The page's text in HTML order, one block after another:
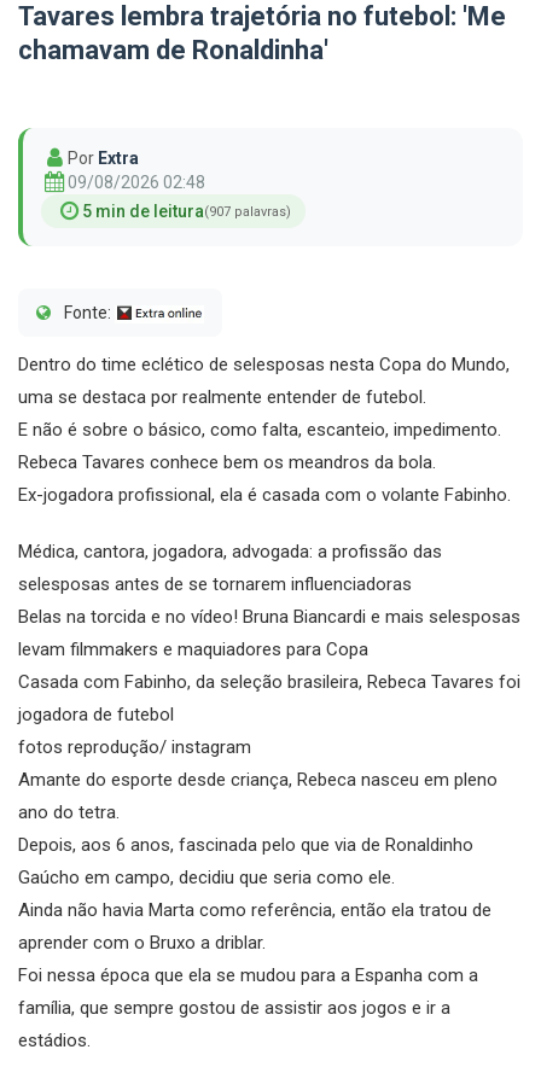
Tavares lembra trajetória no futebol: 'Me
chamavam de Ronaldinha'
Por Extra
09/08/2026 02:48
5 min de leitura(907 palavras)
Fonte:
Dentro do time eclético de selesposas nesta Copa do Mundo,
uma se destaca por realmente entender de futebol.
E não é sobre o básico, como falta, escanteio, impedimento.
Rebeca Tavares conhece bem os meandros da bola.
Ex-jogadora profissional, ela é casada com o volante Fabinho.
Médica, cantora, jogadora, advogada: a profissão das
selesposas antes de se tornarem influenciadoras
Belas na torcida e no vídeo! Bruna Biancardi e mais selesposas
levam filmmakers e maquiadores para Copa
Casada com Fabinho, da seleção brasileira, Rebeca Tavares foi
jogadora de futebol
fotos reprodução/ instagram
Amante do esporte desde criança, Rebeca nasceu em pleno
ano do tetra.
Depois, aos 6 anos, fascinada pelo que via de Ronaldinho
Gaúcho em campo, decidiu que seria como ele.
Ainda não havia Marta como referência, então ela tratou de
aprender com o Bruxo a driblar.
Foi nessa época que ela se mudou para a Espanha com a
família, que sempre gostou de assistir aos jogos e ir a
estádios.